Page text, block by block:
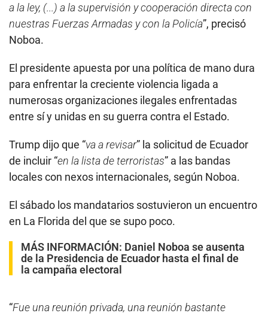
a la ley, (...) a la supervisión y cooperación directa con
nuestras Fuerzas Armadas y con la Policía”, precisó
Noboa.
El presidente apuesta por una política de mano dura
para enfrentar la creciente violencia ligada a
numerosas organizaciones ilegales enfrentadas
entre sí y unidas en su guerra contra el Estado.
Trump dijo que “va a revisar” la solicitud de Ecuador
de incluir “en la lista de terroristas” a las bandas
locales con nexos internacionales, según Noboa.
El sábado los mandatarios sostuvieron un encuentro
en La Florida del que se supo poco.
MÁS INFORMACIÓN: Daniel Noboa se ausenta
de la Presidencia de Ecuador hasta el final de
la campaña electoral
“Fue una reunión privada, una reunión bastante